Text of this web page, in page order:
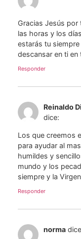
Gracias Jesús
las horas y los
estarás tu
descansar en ti en
Responder
Reinaldo
dice:
Los que creemos
para ayudar al
humildes y
mundo y los
siempre y la
Responder
norma